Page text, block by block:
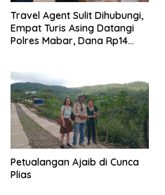
Travel Agent Sulit Dihubungi,
Empat Turis Asing Datangi
Polres Mabar, Dana Rp14
Petualangan Ajaib di Cunca
Plias